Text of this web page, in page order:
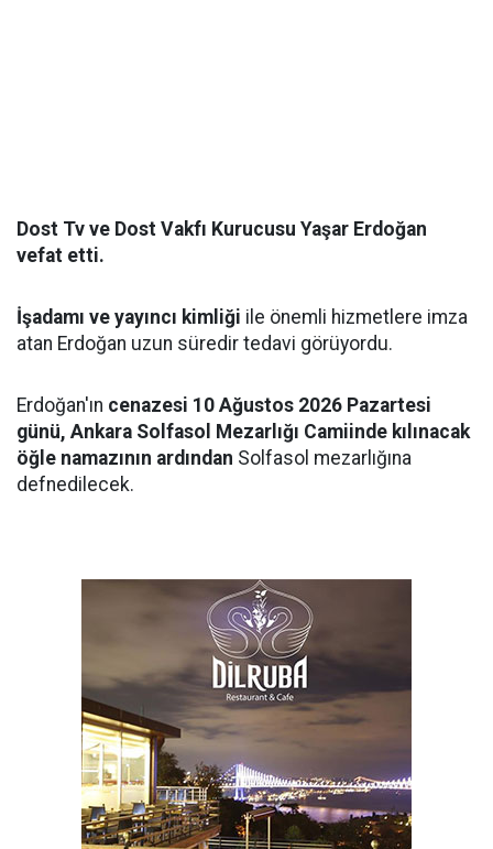
Dost Tv ve Dost Vakfı Kurucusu Yaşar Erdoğan
vefat etti.
İşadamı ve yayıncı kimliği ile önemli hizmetlere imza
atan Erdoğan uzun süredir tedavi görüyordu.
Erdoğan'ın cenazesi 10 Ağustos 2026 Pazartesi
günü, Ankara Solfasol Mezarlığı Camiinde kılınacak
öğle namazının ardından Solfasol mezarlığına
defnedilecek.